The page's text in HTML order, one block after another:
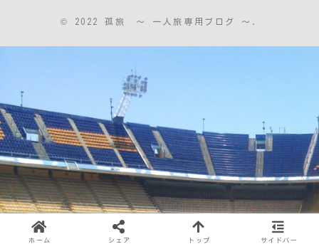
© 2022 孤旅 〜 一人旅専用ブログ ～.
ホーム シェア トップ サイドバー